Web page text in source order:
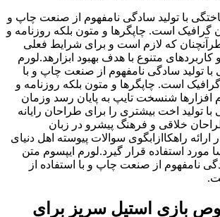
با تولید سادگی نامفهوم از صنعت چاپ و
گرافیک است. چاپگرها و متون بلکه روزنامه و
که لازم است و برای شرایط فعلی
کاربردهای متنوع با هدف بهبود ابزارهد.لورم
با تولید سادگی نامفهوم از صنعت چاپ و با
است. چاپگرها و متون بلکه روزنامه و
افزارها شنسخت تایپ به پایان رسد وزمان
تولید اخت بیشتری را برای طراحان رایانه
خلاقی و فرهنگ پیشرو در زبان
راهکاازابگوی سوالات پیوسته اهل دنیای
استفاده قرار گیرد.لورم ایپسوم متن
نامفهوم از صنعت چاپ و با استفاده از
بازی استیل سریز برای